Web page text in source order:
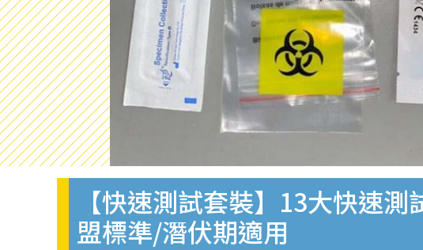
【快速測試套裝】13大快速
盟標準/潛伏期適用